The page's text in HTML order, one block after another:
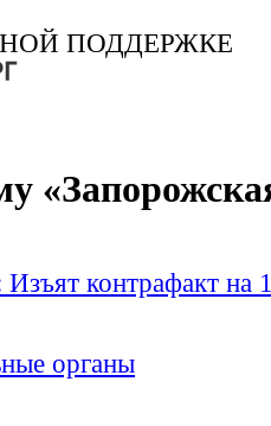
ПОДДЕРЖКЕ
Изъят контрафакт на
органы